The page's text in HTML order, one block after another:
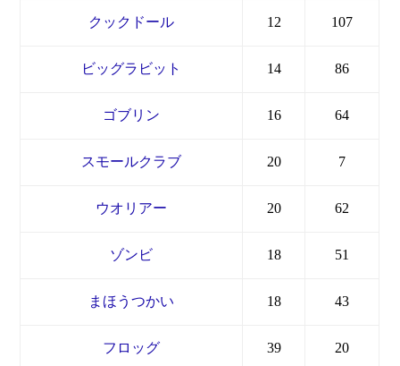
クックドール 12 107
ビッグラビット 14 86
ゴブリン 16 64
スモールクラブ 20 7
ウオリアー 20 62
ゾンビ 18 51
まほうつかい 18 43
フロッグ 39 20